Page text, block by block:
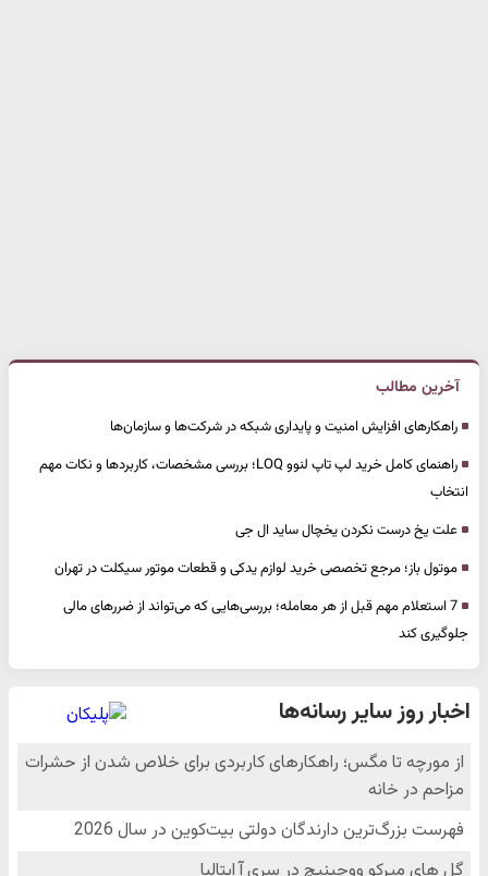
آخرین مطالب
راهکارهای افزایش امنیت و پایداری شبکه در شرکت‌ها و سازمان‌ها
راهنمای کامل خرید لپ تاپ لنوو LOQ؛ بررسی مشخصات، کاربردها و نکات مهم
انتخاب
علت یخ درست نکردن یخچال ساید ال جی
موتول باز؛ مرجع تخصصی خرید لوازم یدکی و قطعات موتور سیکلت در تهران
7 استعلام مهم قبل از هر معامله؛ بررسی‌هایی که می‌تواند از ضررهای مالی
جلوگیری کند